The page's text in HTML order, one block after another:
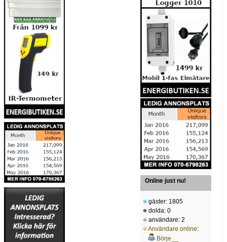
Online just nu!
gäster: 1805
dolda: 0
användare: 2
Användare online:
Börje__